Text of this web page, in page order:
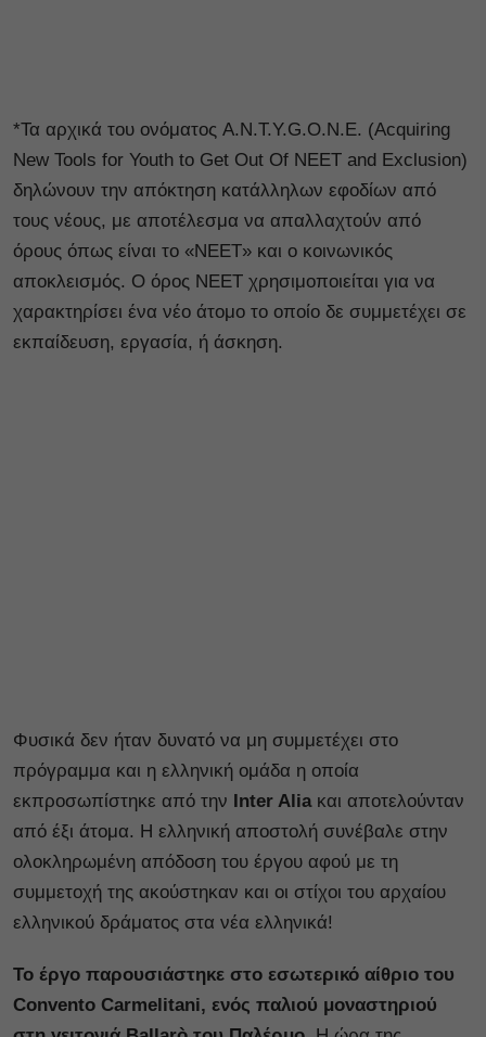
*Τα αρχικά του ονόματος A.N.T.Y.G.O.N.E. (Acquiring
New Tools for Youth to Get Out Of NEET and Exclusion)
δηλώνουν την απόκτηση κατάλληλων εφοδίων από
τους νέους, με αποτέλεσμα να απαλλαχτούν από
όρους όπως είναι το «NEET» και ο κοινωνικός
αποκλεισμός. Ο όρος NEET χρησιμοποιείται για να
χαρακτηρίσει ένα νέο άτομο το οποίο δε συμμετέχει σε
εκπαίδευση, εργασία, ή άσκηση.
Φυσικά δεν ήταν δυνατό να μη συμμετέχει στο
πρόγραμμα και η ελληνική ομάδα η οποία
εκπροσωπίστηκε από την Inter Alia και αποτελούνταν
από έξι άτομα. Η ελληνική αποστολή συνέβαλε στην
ολοκληρωμένη απόδοση του έργου αφού με τη
συμμετοχή της ακούστηκαν και οι στίχοι του αρχαίου
ελληνικού δράματος στα νέα ελληνικά!
Το έργο παρουσιάστηκε στο εσωτερικό αίθριο του
Convento Carmelitani, ενός παλιού μοναστηριού